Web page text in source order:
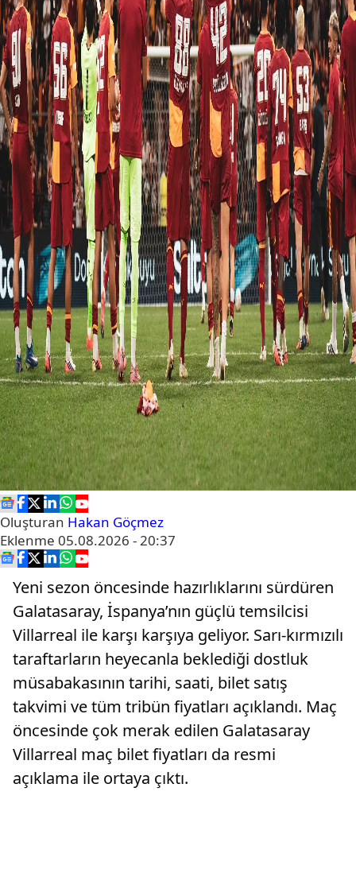
Oluşturan Hakan Göçmez
Eklenme 05.08.2026 - 20:37
Yeni sezon öncesinde hazırlıklarını sürdüren
Galatasaray, İspanya’nın güçlü temsilcisi
Villarreal ile karşı karşıya geliyor. Sarı-kırmızılı
taraftarların heyecanla beklediği dostluk
müsabakasının tarihi, saati, bilet satış
takvimi ve tüm tribün fiyatları açıklandı. Maç
öncesinde çok merak edilen Galatasaray
Villarreal maç bilet fiyatları da resmi
açıklama ile ortaya çıktı.